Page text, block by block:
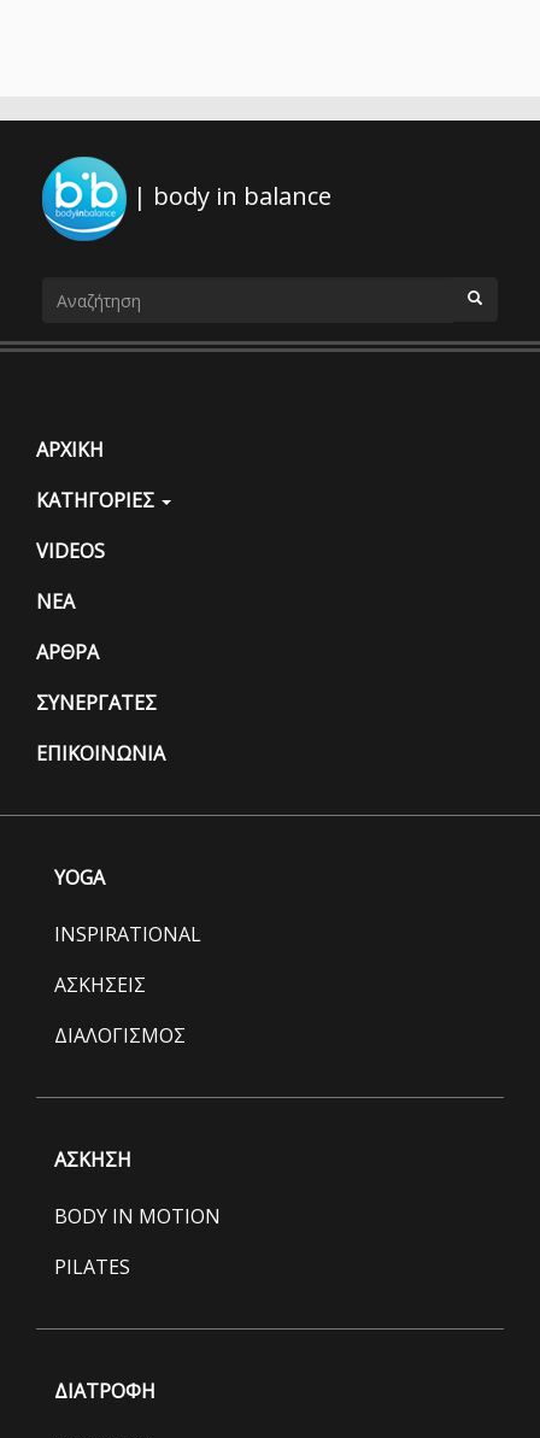
| body in balance
Φόρμα
αναζήτησης
ΑΡΧΙΚΗ
ΚΑΤΗΓΟΡΙΕΣ
VIDEOS
ΝΕΑ
ΑΡΘΡΑ
ΣΥΝΕΡΓΑΤΕΣ
ΕΠΙΚΟΙΝΩΝΙΑ
YOGA
INSPIRATIONAL
ΑΣΚΗΣΕΙΣ
ΔΙΑΛΟΓΙΣΜΟΣ
ΑΣΚΗΣΗ
BODY IN MOTION
PILATES
ΔΙΑΤΡΟΦΗ